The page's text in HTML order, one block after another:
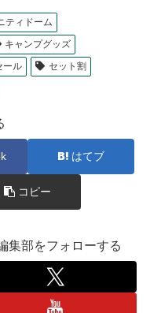
ティドーム
キャンプグッズ
ール
セット割
はてブ
コピー
集部をフォローする